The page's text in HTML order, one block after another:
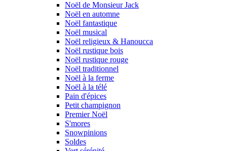
Noël de Monsieur Jack
Noël en automne
Noël fantastique
Noël musical
Noël religieux & Hanoucca
Noël rustique bois
Noël rustique rouge
Noël traditionnel
Noël à la ferme
Noël à la télé
Pain d'épices
Petit champignon
Premier Noël
S'mores
Snowpinions
Soldes